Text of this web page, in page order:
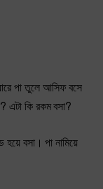
পা তুলে আসিফ বসে
এটা কি রকম বসা?
বসা। পা নামিয়ে